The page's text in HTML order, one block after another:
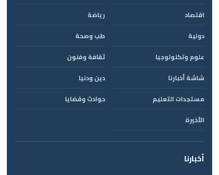
اقتصاد
رياضة
دولية
طب وصحة
علوم وتكنولوجيا
ثقافة وفنون
شاشة أخبارنا
دين ودنيا
مستجدات التعليم
حوادث وقضايا
الأخيرة
أخبارنا